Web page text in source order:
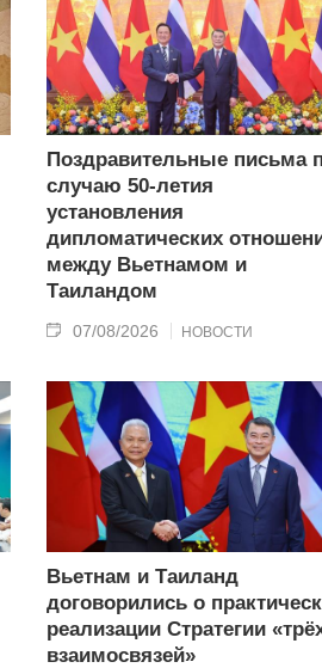
Поздравительные письма
случаю 50-летия
установления
дипломатических
между Вьетнамом и
Таиландом
07/08/2026 НОВОСТИ
Вьетнам и Таиланд
договорились о
реализации Стратегии
взаимосвязей»